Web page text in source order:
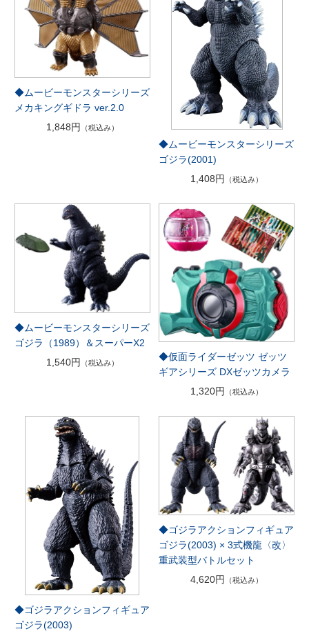
◆ムービーモンスターシリーズ
メカキングギドラ ver.2.0
1,848円
（税込み）
◆ムービーモンスターシリーズ
ゴジラ(2001)
1,408円
（税込み）
◆ムービーモンスターシリーズ
ゴジラ（1989）＆スーパーX2
1,540円
（税込み）
◆仮面ライダーゼッツ ゼッツ
ギアシリーズ DXゼッツカメラ
1,320円
（税込み）
◆ゴジラアクションフィギュア
ゴジラ(2003)
◆ゴジラアクションフィギュア
ゴジラ(2003) × 3式機龍〈改〉
重武装型バトルセット
4,620円
（税込み）